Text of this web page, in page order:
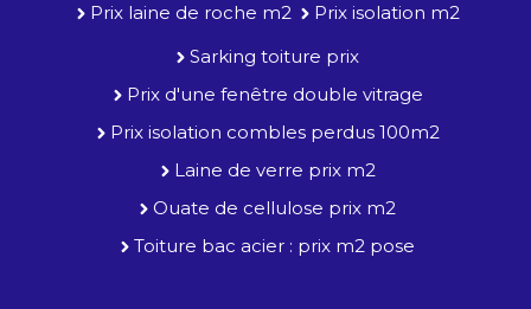
Prix laine de roche m2
Prix isolation m2
Sarking toiture prix
Prix d'une fenêtre double vitrage
Prix isolation combles perdus 100m2
Laine de verre prix m2
Ouate de cellulose prix m2
Toiture bac acier : prix m2 pose